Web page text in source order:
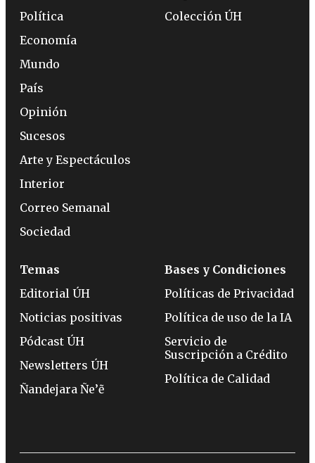
Política
Economía
Mundo
País
Opinión
Sucesos
Arte y Espectáculos
Interior
Correo Semanal
Sociedad
Colección ÚH
Temas
Editorial ÚH
Noticias positivas
Pódcast ÚH
Newsletters ÚH
Ñandejara Ñe’ẽ
Bases y Condiciones
Políticas de Privacidad
Política de uso de la IA
Servicio de
Suscripción a Crédito
Política de Calidad